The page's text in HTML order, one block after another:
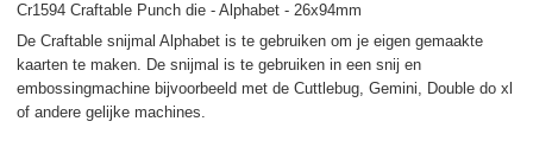
Cr1594 Craftable Punch die - Alphabet - 26x94mm
De Craftable snijmal Alphabet is te gebruiken om je eigen gemaakte
kaarten te maken. De snijmal is te gebruiken in een snij en
embossingmachine bijvoorbeeld met de Cuttlebug, Gemini, Double do xl
of andere gelijke machines.